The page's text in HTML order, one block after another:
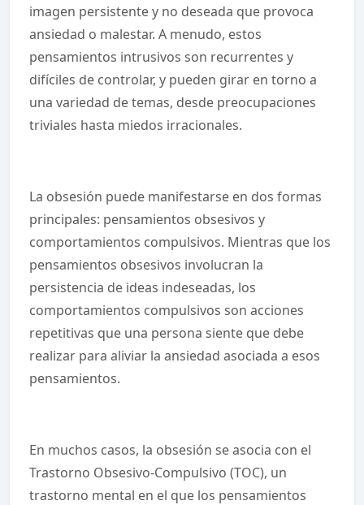
imagen persistente y no deseada que provoca
ansiedad o malestar. A menudo, estos
pensamientos intrusivos son recurrentes y
difíciles de controlar, y pueden girar en torno a
una variedad de temas, desde preocupaciones
triviales hasta miedos irracionales.
La obsesión puede manifestarse en dos formas
principales: pensamientos obsesivos y
comportamientos compulsivos. Mientras que los
pensamientos obsesivos involucran la
persistencia de ideas indeseadas, los
comportamientos compulsivos son acciones
repetitivas que una persona siente que debe
realizar para aliviar la ansiedad asociada a esos
pensamientos.
En muchos casos, la obsesión se asocia con el
Trastorno Obsesivo-Compulsivo (TOC), un
trastorno mental en el que los pensamientos